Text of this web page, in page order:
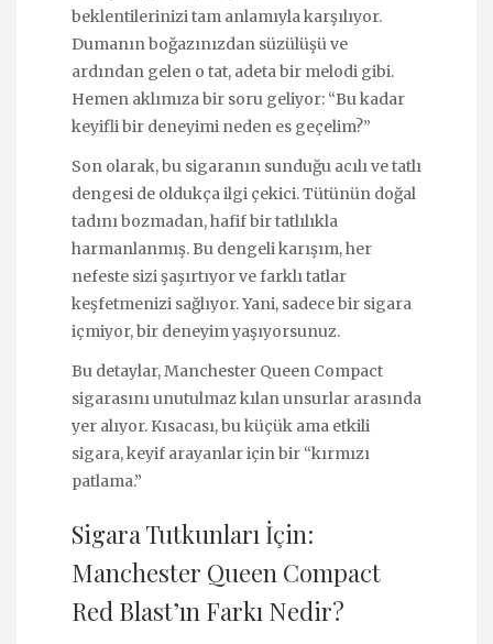
beklentilerinizi tam anlamıyla karşılıyor.
Dumanın boğazınızdan süzülüşü ve
ardından gelen o tat, adeta bir melodi gibi.
Hemen aklımıza bir soru geliyor: “Bu kadar
keyifli bir deneyimi neden es geçelim?”
Son olarak, bu sigaranın sunduğu acılı ve tatlı
dengesi de oldukça ilgi çekici. Tütünün doğal
tadını bozmadan, hafif bir tatlılıkla
harmanlanmış. Bu dengeli karışım, her
nefeste sizi şaşırtıyor ve farklı tatlar
keşfetmenizi sağlıyor. Yani, sadece bir sigara
içmiyor, bir deneyim yaşıyorsunuz.
Bu detaylar, Manchester Queen Compact
sigarasını unutulmaz kılan unsurlar arasında
yer alıyor. Kısacası, bu küçük ama etkili
sigara, keyif arayanlar için bir “kırmızı
patlama.”
Sigara Tutkunları İçin:
Manchester Queen Compact
Red Blast’ın Farkı Nedir?